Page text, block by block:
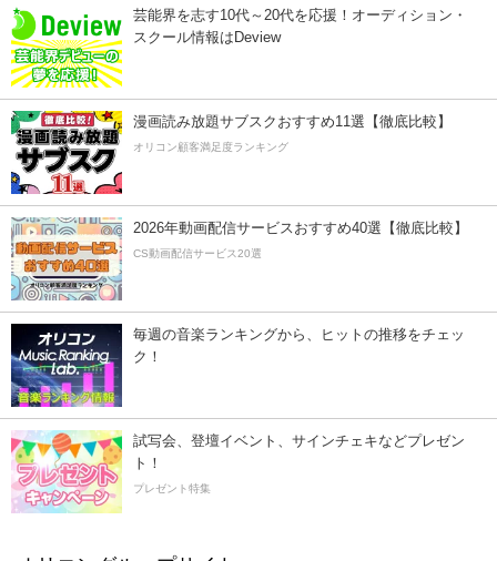
芸能界を志す10代～20代を応援！オーディション・
スクール情報はDeview
漫画読み放題サブスクおすすめ11選【徹底比較】
オリコン顧客満足度ランキング
2026年動画配信サービスおすすめ40選【徹底比較】
CS動画配信サービス20選
毎週の音楽ランキングから、ヒットの推移をチェッ
ク！
試写会、登壇イベント、サインチェキなどプレゼン
ト！
プレゼント特集